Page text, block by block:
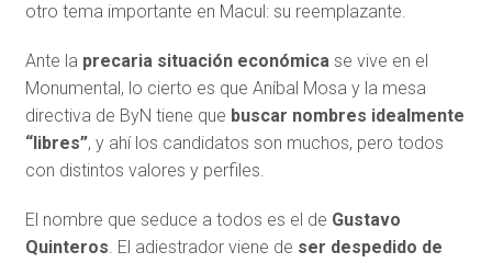
otro tema importante en Macul: su reemplazante.
Ante la precaria situación económicase vive en el
Monumental, lo cierto es que Aníbal Mosa y la mesa
directiva de ByN tiene que buscar nombres idealmente
“libres”, y ahí los candidatos son muchos, pero todos
con distintos valores y perfiles.
El nombre que seduce a todos es el de Gustavo
Quinteros. El adiestrador viene de ser despedido de